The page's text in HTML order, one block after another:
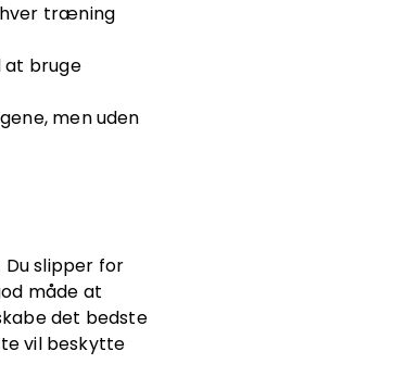
hver træning
at bruge
men uden
slipper for
måde at
det bedste
vil beskytte